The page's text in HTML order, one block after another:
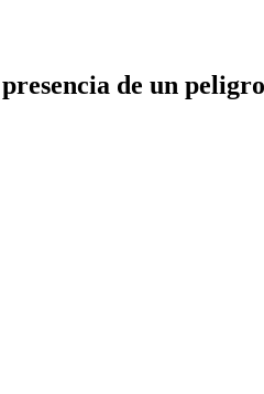
de un